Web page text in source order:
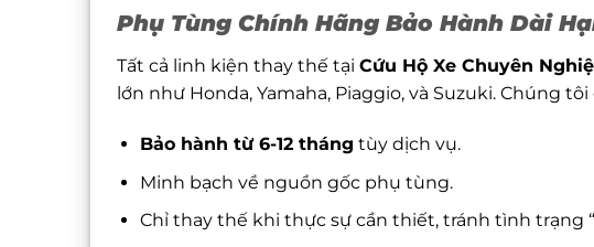
Phụ Tùng Chính Hãng Bảo Hành Dài
Tất cả linh kiện thay thế tại Cứu Hộ Xe Chuyên
lớn như Honda, Yamaha, Piaggio, và Suzuki. Chúng
Bảo hành từ 6-12 tháng tùy dịch vụ.
Minh bạch về nguồn gốc phụ tùng.
Chỉ thay thế khi thực sự cần thiết, tránh tình trạng